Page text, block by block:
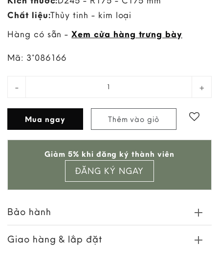
Chất liệu:Thủy tinh - kim loại
Hàng có sẵn -Xem cửa hàng trưng bày
Mã: 3*086166
Mua ngay Thêm vào giỏ
wishlist
Giảm 5% khi đăng ký thành viên
ĐĂNG KÝ NGAY
Bảo hành
Giao hàng & lắp đặt